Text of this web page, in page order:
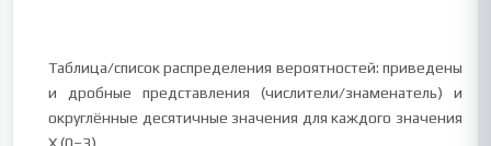
Таблица/список распределения вероятностей: приведены
и дробные представления (числители/знаменатель) и
округлённые десятичные значения для каждого значения